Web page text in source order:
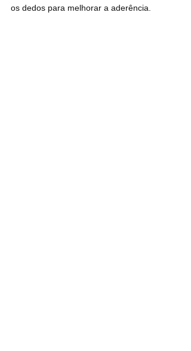
os dedos para melhorar a aderência.